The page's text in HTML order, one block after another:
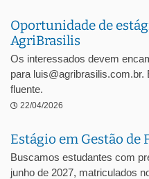
Oportunidade de
AgriBrasilis
Os interessados devem
para
fluente.
22/04/2026
Estágio em Gestão de
Buscamos estudantes com
junho de 2027, matriculados